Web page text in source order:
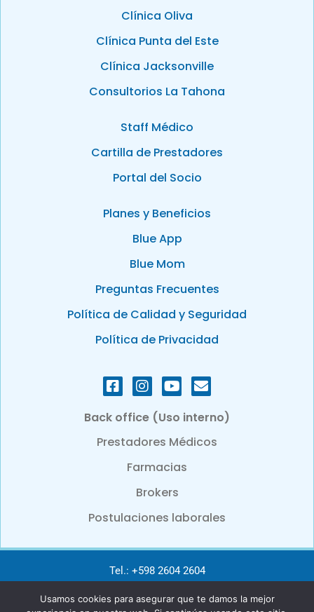
Clínica Oliva
Clínica Punta del Este
Clínica Jacksonville
Consultorios La Tahona
Staff Médico
Cartilla de Prestadores
Portal del Socio
Planes y Beneficios
Blue App
Blue Mom
Preguntas Frecuentes
Política de Calidad y Seguridad
Política de Privacidad
Back office (Uso interno)
Prestadores Médicos
Farmacias
Brokers
Postulaciones laborales
Tel.: +598 2604 2604
e-mail: info@bcbsu.com.uy
Usamos cookies para asegurar que te damos la mejor